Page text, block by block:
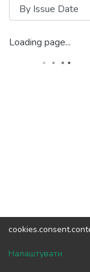
Loading page...
DSpace
Налаштувати